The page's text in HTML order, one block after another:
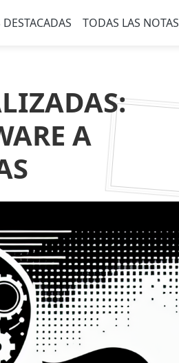
TODAS LAS NOTAS
A